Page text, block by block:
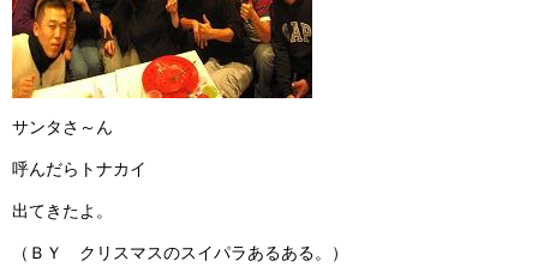
サンタさ～ん
呼んだらトナカイ
出てきたよ。
（ＢＹ クリスマスのスイパラあるある。）